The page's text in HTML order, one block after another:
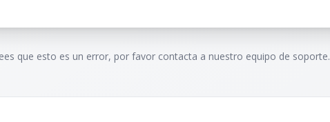
que esto es un error, por favor contacta a nuestro equipo de soporte.